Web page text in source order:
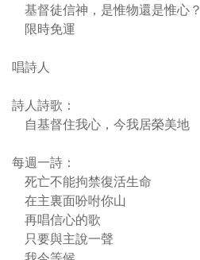
基督徒信神，是惟物還是惟心？
限時免運
唱詩人
詩人詩歌：
自基督住我心，今我居榮美地
每週一詩：
死亡不能拘禁復活生命
在主裏面吩咐你山
再唱信心的歌
只要與主說一聲